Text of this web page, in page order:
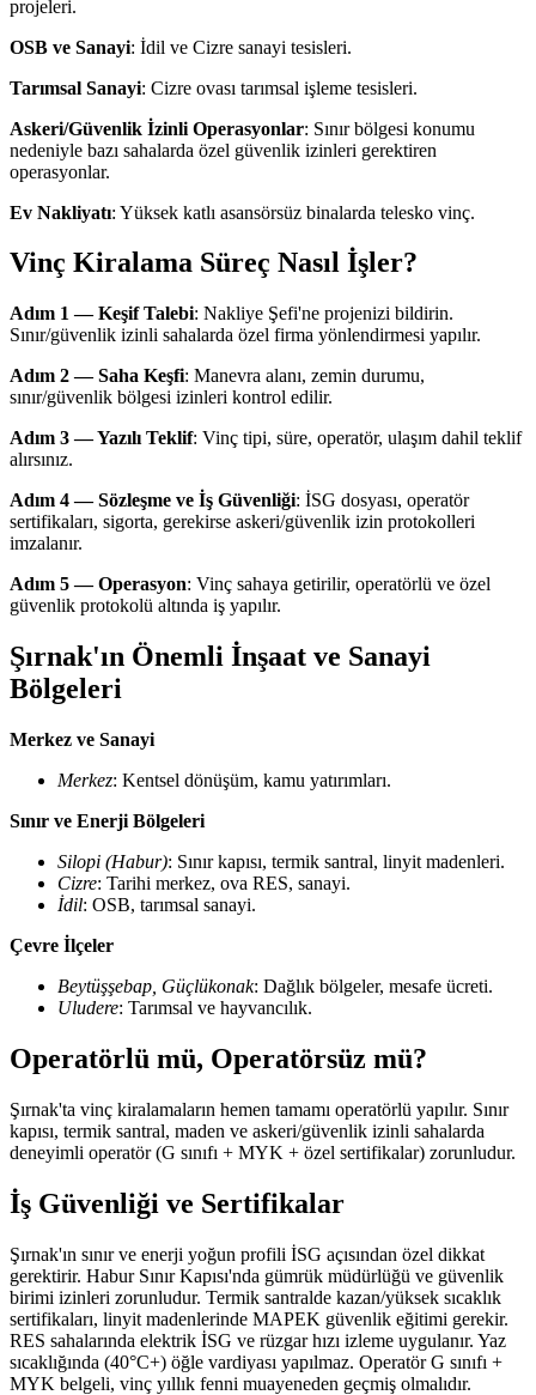
projeleri.
OSB ve Sanayi: İdil ve Cizre sanayi tesisleri.
Tarımsal Sanayi: Cizre ovası tarımsal işleme tesisleri.
Askeri/Güvenlik İzinli Operasyonlar: Sınır bölgesi konumu
nedeniyle bazı sahalarda özel güvenlik izinleri gerektiren
operasyonlar.
Ev Nakliyatı: Yüksek katlı asansörsüz binalarda telesko vinç.
Vinç Kiralama Süreç Nasıl İşler?
Adım 1 — Keşif Talebi: Nakliye Şefi'ne projenizi bildirin.
Sınır/güvenlik izinli sahalarda özel firma yönlendirmesi yapılır.
Adım 2 — Saha Keşfi: Manevra alanı, zemin durumu,
sınır/güvenlik bölgesi izinleri kontrol edilir.
Adım 3 — Yazılı Teklif: Vinç tipi, süre, operatör, ulaşım dahil teklif
alırsınız.
Adım 4 — Sözleşme ve İş Güvenliği: İSG dosyası, operatör
sertifikaları, sigorta, gerekirse askeri/güvenlik izin protokolleri
imzalanır.
Adım 5 — Operasyon: Vinç sahaya getirilir, operatörlü ve özel
güvenlik protokolü altında iş yapılır.
Şırnak'ın Önemli İnşaat ve Sanayi
Bölgeleri
Merkez ve Sanayi
Merkez: Kentsel dönüşüm, kamu yatırımları.
Sınır ve Enerji Bölgeleri
Silopi (Habur): Sınır kapısı, termik santral, linyit madenleri.
Cizre: Tarihi merkez, ova RES, sanayi.
İdil: OSB, tarımsal sanayi.
Çevre İlçeler
Beytüşşebap, Güçlükonak: Dağlık bölgeler, mesafe ücreti.
Uludere: Tarımsal ve hayvancılık.
Operatörlü mü, Operatörsüz mü?
Şırnak'ta vinç kiralamaların hemen tamamı operatörlü yapılır. Sınır
kapısı, termik santral, maden ve askeri/güvenlik izinli sahalarda
deneyimli operatör (G sınıfı + MYK + özel sertifikalar) zorunludur.
İş Güvenliği ve Sertifikalar
Şırnak'ın sınır ve enerji yoğun profili İSG açısından özel dikkat
gerektirir. Habur Sınır Kapısı'nda gümrük müdürlüğü ve güvenlik
birimi izinleri zorunludur. Termik santralde kazan/yüksek sıcaklık
sertifikaları, linyit madenlerinde MAPEK güvenlik eğitimi gerekir.
RES sahalarında elektrik İSG ve rüzgar hızı izleme uygulanır. Yaz
sıcaklığında (40°C+) öğle vardiyası yapılmaz. Operatör G sınıfı +
MYK belgeli, vinç yıllık fenni muayeneden geçmiş olmalıdır.